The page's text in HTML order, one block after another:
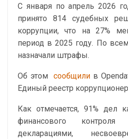
С января по апрель 2026
принято 814 судебных
коррупции, что на 27%
период в 2025 году. По
назначали штрафы.
Об этомсообщили в
Единый реестр
Как отмечается, 91% дел
финансового
декларациями,